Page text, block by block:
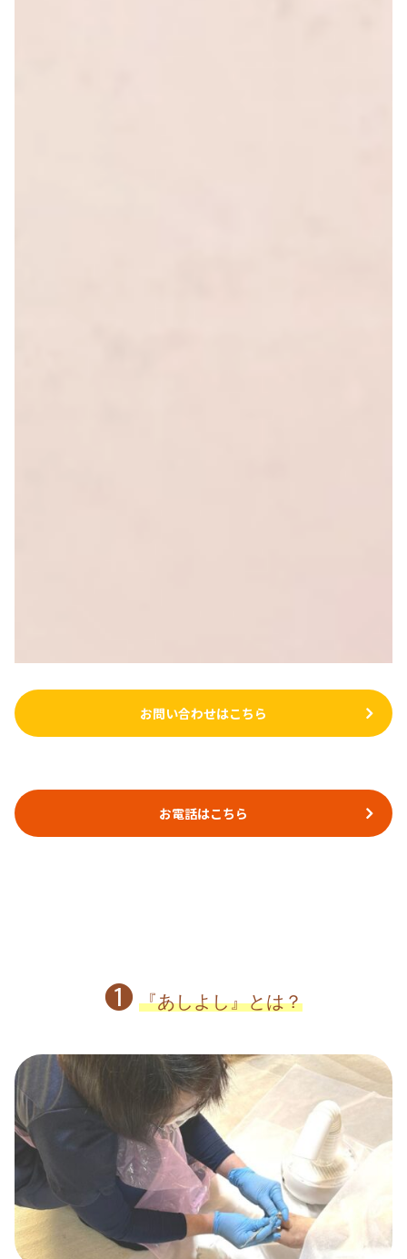
お問い合わせはこちら
お電話はこちら
❶ 『あしよし』とは？